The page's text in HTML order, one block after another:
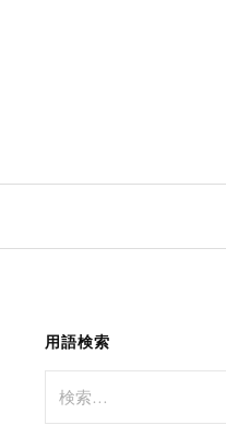
用語検索
索: